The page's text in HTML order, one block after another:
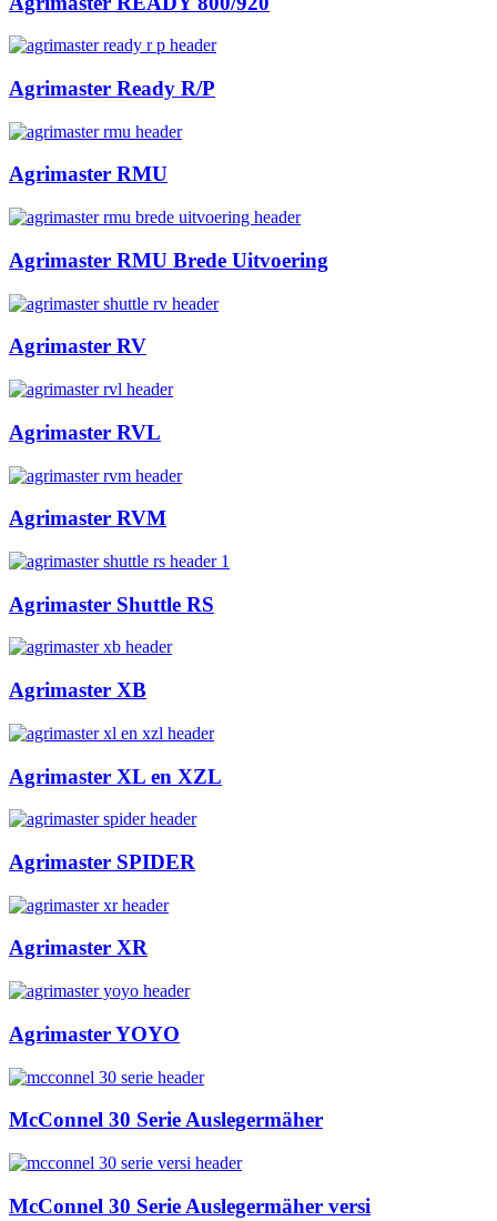
Agrimaster Ready R/P
Agrimaster RMU
Agrimaster RMU Brede Uitvoering
Agrimaster RV
Agrimaster RVL
Agrimaster RVM
Agrimaster Shuttle RS
Agrimaster XB
Agrimaster XL en XZL
Agrimaster SPIDER
Agrimaster XR
Agrimaster YOYO
McConnel 30 Serie Auslegermäher
McConnel 30 Serie Auslegermäher versi